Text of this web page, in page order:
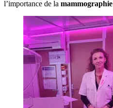
l’importance de la mammographie